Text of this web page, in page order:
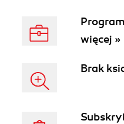
więcej »
Brak